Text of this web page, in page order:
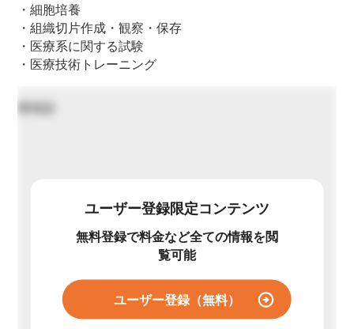
・細胞培養
・組織切片作成・観察・保存
・医療系に関する試験
・医療技術トレーニング
要相談
ユーザー登録限定コンテンツ
無料登録で料金など全ての情報を閲
覧可能
ユーザー登録（無料）